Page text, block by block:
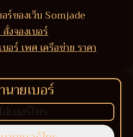
ร์ของเว็บ Somjade
สั่งจองเบอร์
บอร์ เพศ เครือข่าย ราคา
นายเบอร์